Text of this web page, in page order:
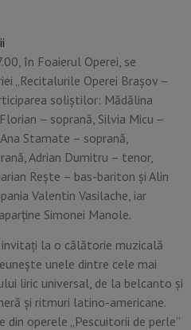
în Foaierul Operei, se
„Recitalurile Operei Brașov –
soliștilor: Mădălina
– soprană, Silvia Micu –
Stamate – soprană,
Adrian Dumitru – tenor,
Rește – bas-bariton și Alin
Valentin Vasilache, iar
Simonei Manole.
la o călătorie muzicală
unele dintre cele mai
liric universal, de la belcanto și
și ritmuri latino-americane.
operele „Pescuitorii de perle”